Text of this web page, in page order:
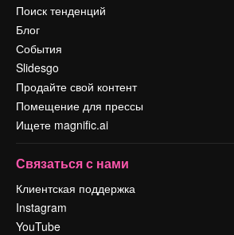
Поиск тенденций
Блог
События
Slidesgo
Продайте свой контент
Помещение для прессы
Ищете magnific.ai
Связаться с нами
Клиентская поддержка
Instagram
YouTube